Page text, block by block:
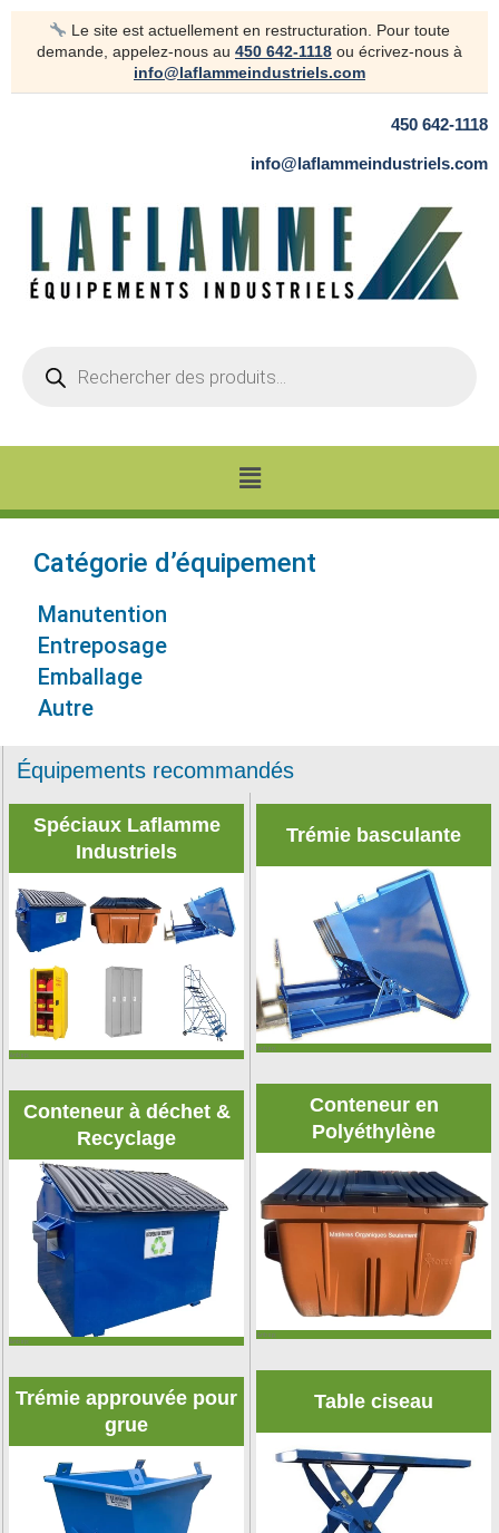
Aller
Le site est actuellement en restructuration. Pour toute
demande, appelez-nous au 450 642-1118 ou écrivez-nous à
info@laflammeindustriels.com
450 642-1118
info@laflammeindustriels.com
search
Menu
Catégorie d’équipement
Manutention
Entreposage
Emballage
Autre
Équipements recommandés
Spéciaux Laflamme
Industriels
&nbsp;
Conteneur à déchet &
Recyclage
&nbsp;
Trémie approuvée pour
grue
Trémie basculante
&nbsp;
Conteneur en
Polyéthylène
&nbsp;
Table ciseau